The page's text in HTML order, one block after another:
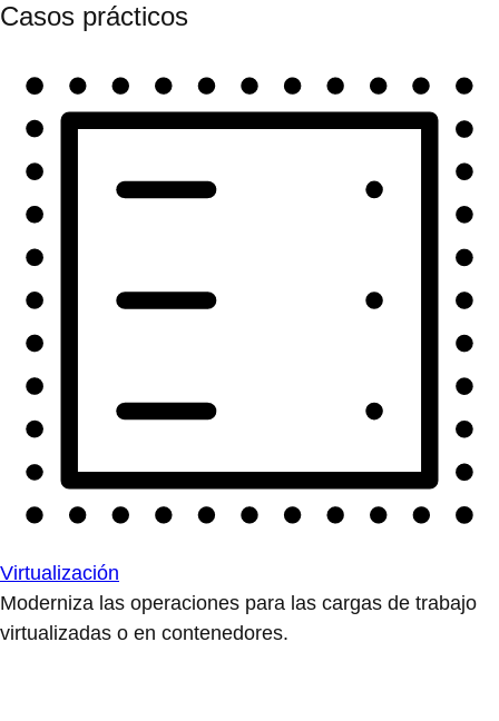
Casos prácticos
Virtualización
Moderniza las operaciones para las cargas de trabajo
virtualizadas o en contenedores.